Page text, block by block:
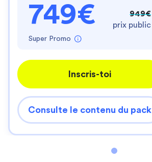
749€
Super Promo
949€
prix public
Inscris-toi
Consulte le contenu du pack